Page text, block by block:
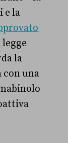
e la
la
con una